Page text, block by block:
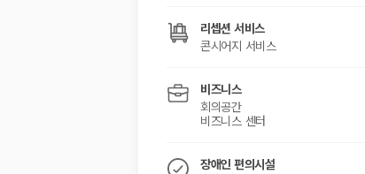
리셉션 서비스
콘시어지 서비스
비즈니스
회의공간
비즈니스 센터
장애인 편의시설